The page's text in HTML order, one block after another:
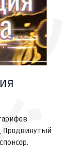
Продвинутый